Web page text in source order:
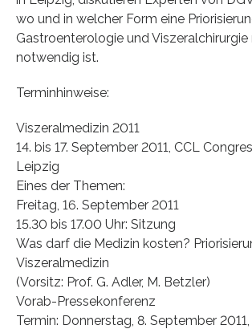
wo und in welcher Form eine
Gastroenterologie und
notwendig ist.
Terminhinweise:
Viszeralmedizin 2011
14. bis 17. September 2011, CCL
Leipzig
Eines der Themen:
Freitag, 16. September 2011
15.30 bis 17.00 Uhr: Sitzung
Was darf die Medizin kosten?
Viszeralmedizin
(Vorsitz: Prof. G. Adler, M. Betzler)
Vorab-Pressekonferenz
Termin: Donnerstag, 8. September